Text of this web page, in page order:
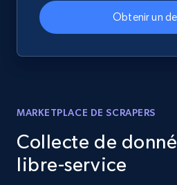
Obtenir un
MARKETPLACE DE SCRAPERS
Collecte de
libre-service